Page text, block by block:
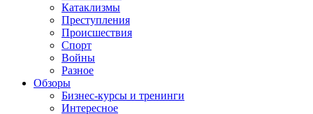
Катаклизмы
Преступления
Происшествия
Спорт
Войны
Разное
Обзоры
Бизнес-курсы и тренинги
Интересное